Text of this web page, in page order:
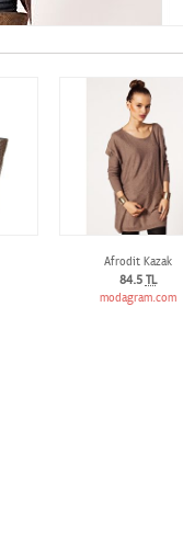
Afrodit Kazak
84.5 TL
modagram.com